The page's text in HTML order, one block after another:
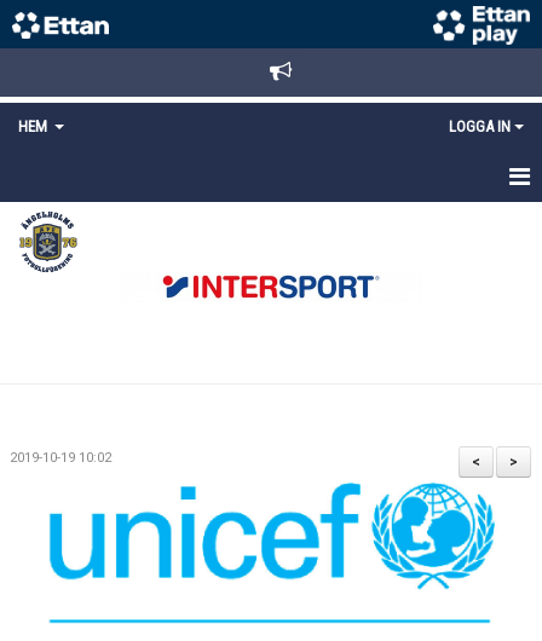
HEM LOGGA IN
STARTSIDA
NYHETER
MEDLEMS OCH TRÄNINGSAVGIFTER
>
<
2019-10-19 10:02